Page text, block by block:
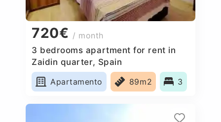
720€ / month
3 bedrooms apartment for rent in
Zaidin quarter, Spain
Apartamento
89m2 3